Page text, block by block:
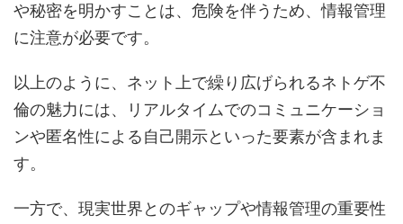
や秘密を明かすことは、危険を伴うため、情報管理
に注意が必要です。
以上のように、ネット上で繰り広げられるネトゲ不
倫の魅力には、リアルタイムでのコミュニケーショ
ンや匿名性による自己開示といった要素が含まれま
す。
一方で、現実世界とのギャップや情報管理の重要性